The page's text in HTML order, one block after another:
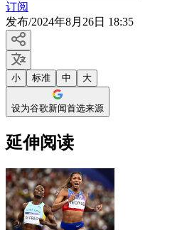
订阅
发布/2024年8月26日 18:35
小 标准 中 大
设为谷歌新闻首选来源
延伸阅读